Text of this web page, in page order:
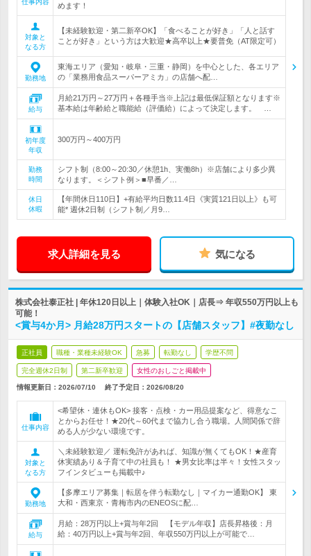
めます！
対象と
なる方
【未経験歓迎・第二新卒OK】「食べることが好き」「人と話す
ことが好き」という方は大歓迎★高卒以上★要普免（AT限定可）
勤務地
東海エリア（愛知・岐阜・三重・静岡）を中心とした、各エリア
の「業務用食品スーパーアミカ」の店舗へ配…
給与
月給21万円～27万円＋各種手当※上記は最低保証額となります※
基本給は年齢給と職能給（評価給）によって決定します。 …
初年度
年収
300万円～400万円
勤務
時間
シフト制（8:00～20:30／休憩1h、実働8h）※店舗により多少異
なります。＜シフト例＞■早番／…
休日
休暇
【年間休日110日】+有給平均日数11.4日《実質121日以上》も可
能* 週休2日制（シフト制／月9…
求人詳細を見る 気になる
株式会社泰正社 | 年休120日以上｜体験入社OK｜店長⇒ 年収550万円以上も
可能！
<賞与4か月> 月給28万円スタートの【店舗スタッフ】#夜勤なし
正社員 職種・業種未経験OK 急募 転勤なし 学歴不問
完全週休2日制 第二新卒歓迎 女性のおしごと掲載中
情報更新日：2026/07/10 終了予定日： 2026/08/20
仕事内容
<希望休・連休もOK> 接客・点検・カー用品提案など、得意なこ
とからお任せ！★20代～60代まで協力し合う職場。人間関係で辞
める人が少ない環境です。
対象と
なる方
＼未経験歓迎／ 運転免許があれば、知識が無くてもOK！★産育
休実績あり＆子育て中の社員も！ ★男女比率は半々！女性スタッ
フインタビューも掲載中♪
勤務地
【多摩エリア募集｜転居を伴う転勤なし｜マイカー通勤OK】 東
大和・西東京・青梅市内のENEOSに配…
給与
月給：28万円以上+賞与年2回 【モデル年収】店長昇格後：月
給：40万円以上+賞与年2回、年収550万円以上が可能で…